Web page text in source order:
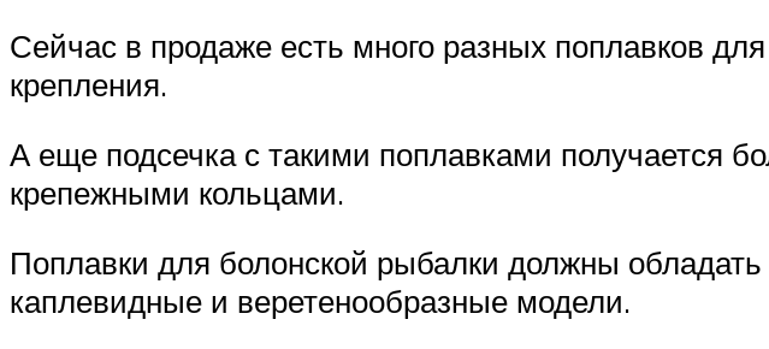
Сейчас в продаже есть много разных поплавков
крепления.
А еще подсечка с такими поплавками получается
крепежными кольцами.
Поплавки для болонской рыбалки должны
каплевидные и веретенообразные модели.